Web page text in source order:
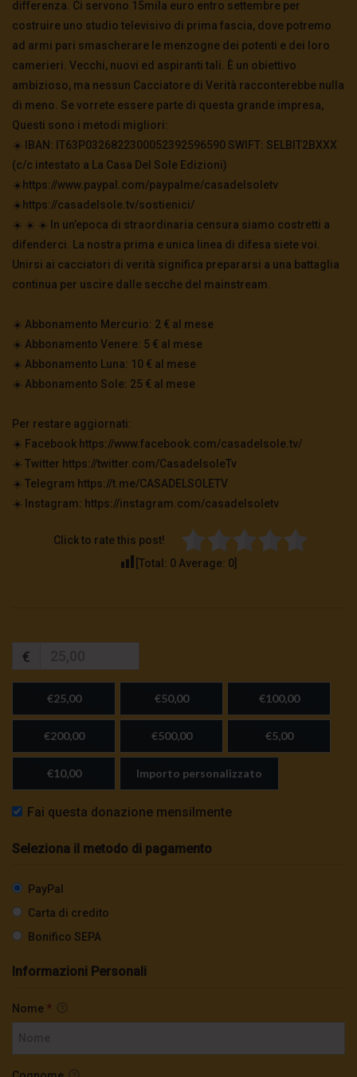
differenza. Ci servono 15mila euro entro settembre per
costruire uno studio televisivo di prima fascia, dove potremo
ad armi pari smascherare le menzogne dei potenti e dei loro
camerieri. Vecchi, nuovi ed aspiranti tali. È un obiettivo
ambizioso, ma nessun Cacciatore di Verità racconterebbe nulla
di meno. Se vorrete essere parte di questa grande impresa,
Questi sono i metodi migliori:
☀️ IBAN: IT63P0326822300052392596590 SWIFT: SELBIT2BXXX
(c/c intestato a La Casa Del Sole Edizioni)
☀️https://www.paypal.com/paypalme/casadelsoletv
☀️https://casadelsole.tv/sostienici/
☀️ ☀️ ☀️ In un’epoca di straordinaria censura siamo costretti a
difenderci. La nostra prima e unica linea di difesa siete voi.
Unirsi ai cacciatori di verità significa prepararsi a una battaglia
continua per uscire dalle secche del mainstream.
☀️ Abbonamento Mercurio: 2 € al mese
☀️ Abbonamento Venere: 5 € al mese
☀️ Abbonamento Luna: 10 € al mese
☀️ Abbonamento Sole: 25 € al mese
Per restare aggiornati:
☀️ Facebook https://www.facebook.com/casadelsole.tv/
☀️ Twitter https://twitter.com/CasadelsoleTv
☀️ Telegram https://t.me/CASADELSOLETV
☀️ Instagram: https://instagram.com/casadelsoletv
Click to rate this post!
[Total: 0 Average: 0
€
€25,00 €50,00 €100,00
€200,00 €500,00 €5,00
€10,00 Importo personalizzato
Fai questa donazione mensilmente
Seleziona il metodo di pagamento
PayPal
Carta di credito
Bonifico SEPA
Informazioni Personali
Nome *